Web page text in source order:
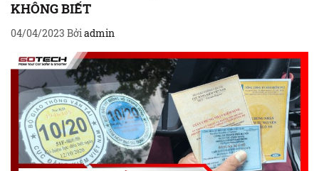
KHÔNG BIẾT
04/04/2023 Bởiadmin